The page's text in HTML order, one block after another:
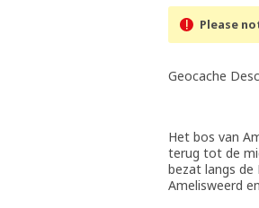
Please
Geocache
Het bos van
terug tot de
bezat langs de
Amelisweerd